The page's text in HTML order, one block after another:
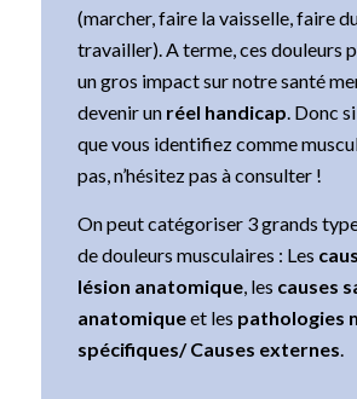
(marcher, faire la vaisselle, faire
travailler). A terme, ces douleurs
un gros impact sur notre santé
devenir un réel handicap. Donc
que vous identifiez comme
pas, n’hésitez pas à consulter !
On peut catégoriser 3 grands
de douleurs musculaires : Les
lésion anatomique, les causes
anatomiqueet les pathologies
spécifiques/ Causes externes